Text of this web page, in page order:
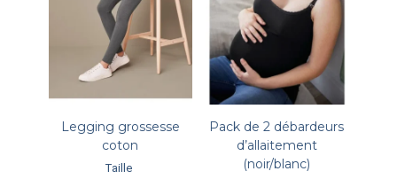
Legging grossesse
coton
Taille
Pack de 2 débardeurs
d’allaitement
(noir/blanc)